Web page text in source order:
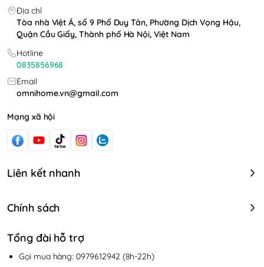
Địa chỉ
Tòa nhà Việt Á, số 9 Phố Duy Tân, Phường Dịch Vọng Hậu,
Quận Cầu Giấy, Thành phố Hà Nội, Việt Nam
Hotline
0835856968
Email
omnihome.vn@gmail.com
Mạng xã hội
Liên kết nhanh
Chính sách
Tổng đài hỗ trợ
Gọi mua hàng: 0979612942 (8h-22h)